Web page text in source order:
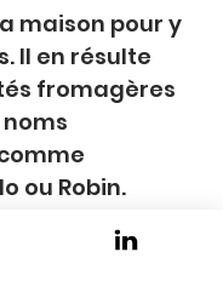
maison pour y
Il en résulte
fromagères
ou Robin.